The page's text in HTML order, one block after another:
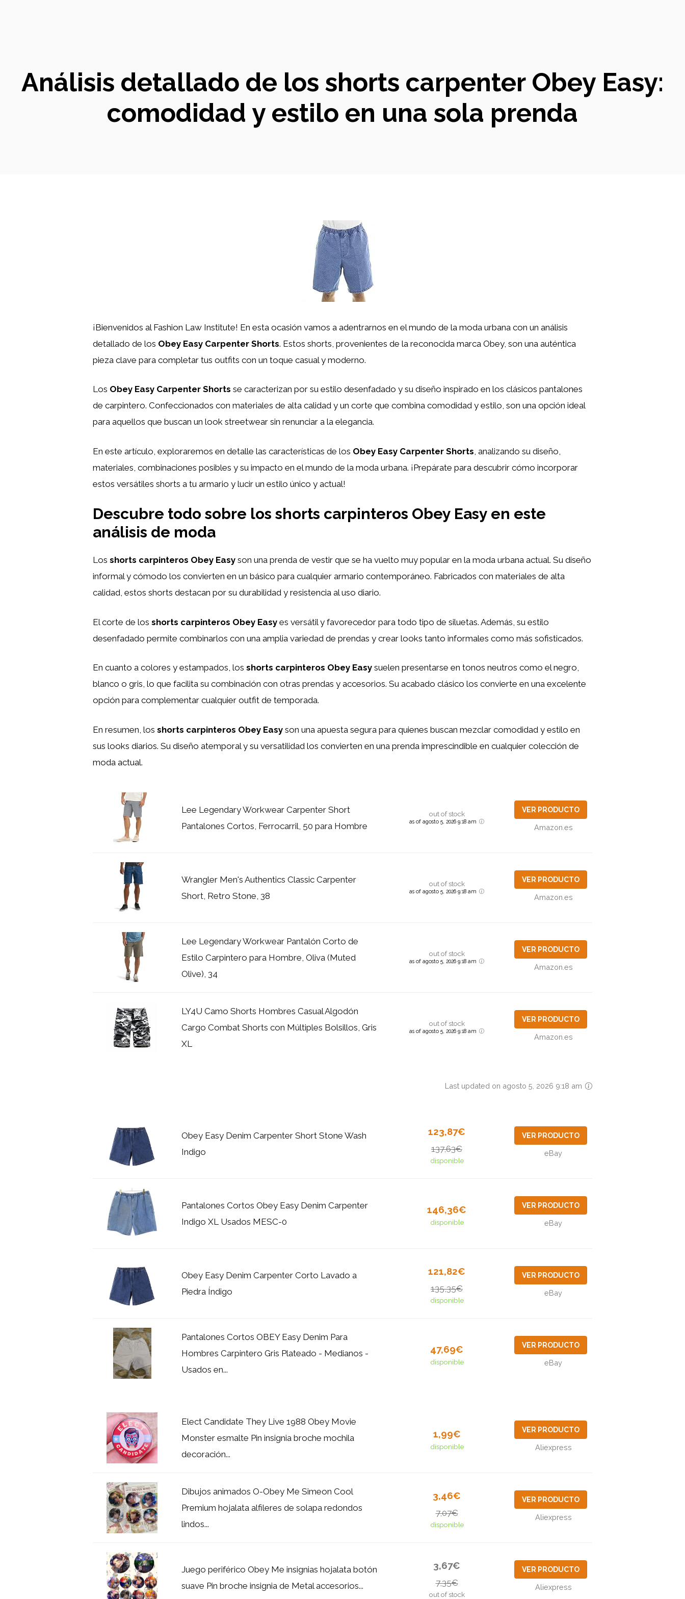
Análisis detallado de los shorts carpenter Obey Easy:
comodidad y estilo en una sola prenda
¡Bienvenidos al Fashion Law Institute! En esta ocasión vamos a adentrarnos en el mundo de la moda urbana con un análisis
detallado de los Obey Easy Carpenter Shorts. Estos shorts, provenientes de la reconocida marca Obey, son una auténtica
pieza clave para completar tus outfits con un toque casual y moderno.
Los Obey Easy Carpenter Shorts se caracterizan por su estilo desenfadado y su diseño inspirado en los clásicos pantalones
de carpintero. Confeccionados con materiales de alta calidad y un corte que combina comodidad y estilo, son una opción ideal
para aquellos que buscan un look streetwear sin renunciar a la elegancia.
En este artículo, exploraremos en detalle las características de los Obey Easy Carpenter Shorts , analizando su diseño,
materiales, combinaciones posibles y su impacto en el mundo de la moda urbana. ¡Prepárate para descubrir cómo incorporar
estos versátiles shorts a tu armario y lucir un estilo único y actual!
Descubre todo sobre los shorts carpinteros Obey Easy en este
análisis de moda
Los shorts carpinteros Obey Easy son una prenda de vestir que se ha vuelto muy popular en la moda urbana actual. Su diseño
informal y cómodo los convierten en un básico para cualquier armario contemporáneo. Fabricados con materiales de alta
calidad, estos shorts destacan por su durabilidad y resistencia al uso diario.
El corte de los shorts carpinteros Obey Easy es versátil y favorecedor para todo tipo de siluetas. Además, su estilo
desenfadado permite combinarlos con una amplia variedad de prendas y crear looks tanto informales como más sofisticados.
En cuanto a colores y estampados, los shorts carpinteros Obey Easy suelen presentarse en tonos neutros como el negro,
blanco o gris, lo que facilita su combinación con otras prendas y accesorios. Su acabado clásico los convierte en una excelente
opción para complementar cualquier outfit de temporada.
En resumen, los shorts carpinteros Obey Easy son una apuesta segura para quienes buscan mezclar comodidad y estilo en
sus looks diarios. Su diseño atemporal y su versatilidad los convierten en una prenda imprescindible en cualquier colección de
moda actual.
Lee Legendary Workwear Carpenter Short
Pantalones Cortos, Ferrocarril, 50 para Hombre
out of stock
as of agosto 5, 2026 9:18 am
VER PRODUCTO
Amazon.es
Wrangler Men's Authentics Classic Carpenter
Short, Retro Stone, 38
out of stock
as of agosto 5, 2026 9:18 am
VER PRODUCTO
Amazon.es
Lee Legendary Workwear Pantalón Corto de
Estilo Carpintero para Hombre, Oliva (Muted
Olive), 34
out of stock
as of agosto 5, 2026 9:18 am
VER PRODUCTO
Amazon.es
LY4U Camo Shorts Hombres Casual Algodón
Cargo Combat Shorts con Múltiples Bolsillos, Gris
XL
out of stock
as of agosto 5, 2026 9:18 am
VER PRODUCTO
Amazon.es
Last updated on agosto 5, 2026 9:18 am
Obey Easy Denim Carpenter Short Stone Wash
Indigo
123,87€
137,63€
disponible
VER PRODUCTO
eBay
Pantalones Cortos Obey Easy Denim Carpenter
Indigo XL Usados MESC-0
146,36€
disponible
VER PRODUCTO
eBay
Obey Easy Denim Carpenter Corto Lavado a
Piedra Índigo
121,82€
135,35€
disponible
VER PRODUCTO
eBay
Pantalones Cortos OBEY Easy Denim Para
Hombres Carpintero Gris Plateado - Medianos -
Usados en...
47,69€
disponible
VER PRODUCTO
eBay
Elect Candidate They Live 1988 Obey Movie
Monster esmalte Pin insignia broche mochila
decoración...
1,99€
disponible
VER PRODUCTO
Aliexpress
Dibujos animados O-Obey Me Simeon Cool
Premium hojalata alfileres de solapa redondos
lindos...
3,46€
7,07€
disponible
VER PRODUCTO
Aliexpress
Juego periférico Obey Me insignias hojalata botón
suave Pin broche insignia de Metal accesorios...
3,67€
7,35€
out of stock
VER PRODUCTO
Aliexpress